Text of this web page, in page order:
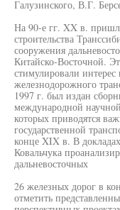
Галузинского, В.Г.
На 90-е гг. XX в.
строительства
сооружения
Китайско-Восточной.
стимулировали интерес
железнодорожного
1997 г. был издан
международной
которых приводятся
государственной
конце XIX в. В
Ковальчука
дальневосточных
26 железных дорог в
отметить